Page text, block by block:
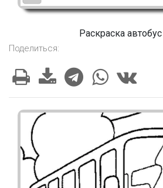
Раскраска
Поделиться: